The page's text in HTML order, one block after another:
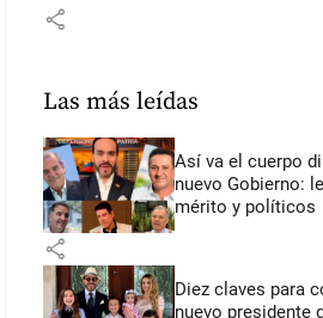
share
Las más leídas
Así va el cuerpo
nuevo Gobierno:
mérito y políticos
share
Diez claves para
nuevo presidente